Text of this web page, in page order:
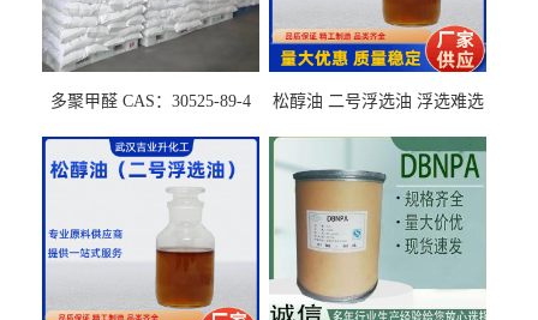
多聚甲醛 CAS：30525-89-4
松醇油 二号浮选油 浮选难选
石墨矿